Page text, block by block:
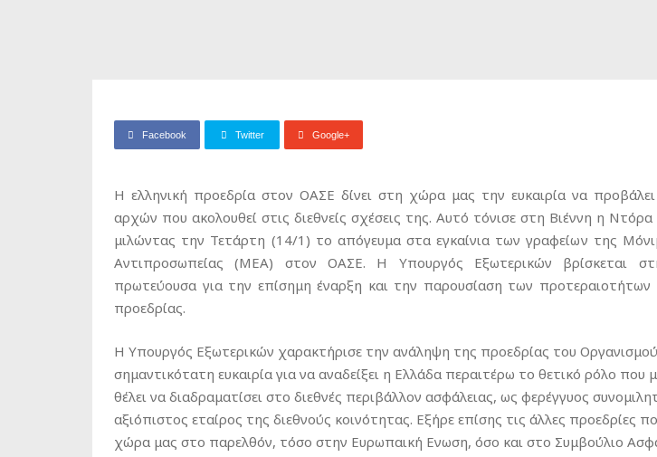
Facebook Twitter Google+
Η ελληνική προεδρία στον ΟΑΣΕ δίνει στη χώρα μας την ευκαιρία να
αρχών που ακολουθεί στις διεθνείς σχέσεις της. Αυτό τόνισε στη Βιέννη η
μιλώντας την Τετάρτη (14/1) το απόγευμα στα εγκαίνια των γραφείων της
Αντιπροσωπείας (ΜΕΑ) στον ΟΑΣΕ. Η Υπουργός Εξωτερικών βρίσκεται
πρωτεύουσα για την επίσημη έναρξη και την παρουσίαση των προτεραιοτήτων
προεδρίας.
Η Yπουργός Εξωτερικών χαρακτήρισε την ανάληψη της προεδρίας του
σημαντικότατη ευκαιρία για να αναδείξει η Ελλάδα περαιτέρω το θετικό ρόλο που
θέλει να διαδραματίσει στο διεθνές περιβάλλον ασφάλειας, ως φερέγγυος
αξιόπιστος εταίρος της διεθνούς κοινότητας. Εξήρε επίσης τις άλλες προεδρίες
χώρα μας στο παρελθόν, τόσο στην Ευρωπαική Ενωση, όσο και στο Συμβούλιο